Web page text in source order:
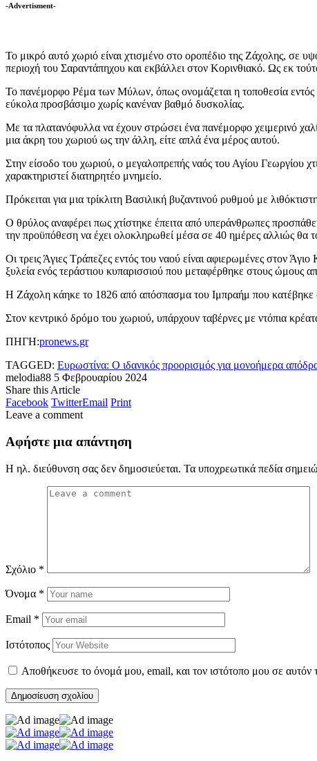
-Advertisment-
Το μικρό αυτό χωριό είναι χτισμένο στο οροπέδιο της Ζάχολης, σε
περιοχή του Σαραντάπηχου και εκβάλλει στον Κορινθιακό. Ως εκ
Το πανέμορφο Ρέμα των Μύλων, όπως ονομάζεται η τοποθεσία εντός
εύκολα προσβάσιμο χωρίς κανέναν βαθμό δυσκολίας.
Με τα πλατανόφυλλα να έχουν στρώσει ένα πανέμορφο χειμερινό χαλί
μια άκρη του χωριού ως την άλλη, είτε απλά ένα μέρος αυτού.
Στην είσοδο του χωριού, ο μεγαλοπρεπής ναός του Αγίου Γεωργίου
χαρακτηριστεί διατηρητέο μνημείο.
Πρόκειται για μια τρίκλιτη Βασιλική βυζαντινού ρυθμού με
Ο θρύλος αναφέρει πως χτίστηκε έπειτα από υπεράνθρωπες
την προϋπόθεση να έχει ολοκληρωθεί μέσα σε 40 ημέρες αλλιώς θα
Οι τρεις Άγιες Τράπεζες εντός του ναού είναι αφιερωμένες στον
ξυλεία ενός τεράστιου κυπαρισσιού που μεταφέρθηκε στους ώμους
Η Ζάχολη κάηκε το 1826 από απόσπασμα του Ιμπραήμ που κατέβηκε
Στον κεντρικό δρόμο του χωριού, υπάρχουν ταβέρνες με ντόπια
ΠΗΓΗ:pronews.gr
TAGGED: Ευρωστίνα: Ο ιδανικός προορισμός για μονοήμερα
melodia88 5 Φεβρουαρίου 2024
Share this Article
Facebook TwitterEmail Print
Leave a comment
Αφήστε μια απάντηση
Η ηλ. διεύθυνση σας δεν δημοσιεύεται. Τα υποχρεωτικά πεδία
Σχόλιο *
Όνομα *
Email *
Ιστότοπος
Αποθήκευσε το όνομά μου, email, και τον ιστότοπο μου σε